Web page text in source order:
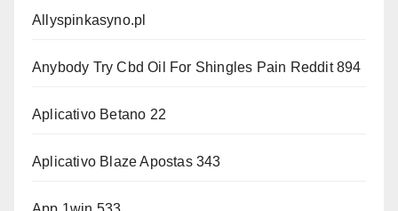
Allyspinkasyno.pl
Anybody Try Cbd Oil For Shingles Pain Reddit 894
Aplicativo Betano 22
Aplicativo Blaze Apostas 343